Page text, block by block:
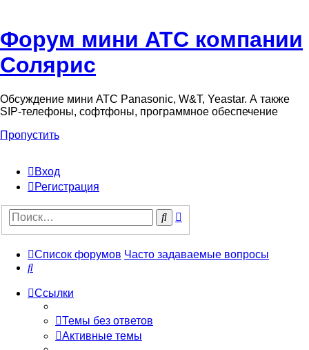
Форум мини АТС компании
Солярис
Обсуждение мини АТС Panasonic, W&T, Yeastar. А также
SIP-телефоны, софтфоны, программное обеспечение
Пропустить
Вход
Регистрация
Поиск
Список форумов Часто задаваемые вопросы
Поиск
Ссылки
Темы без ответов
Активные темы